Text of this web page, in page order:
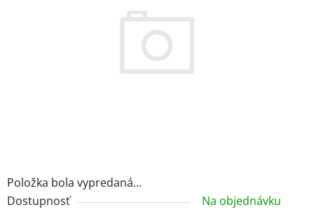
Položka bola vypredaná…
Dostupnosť
Na objednávku